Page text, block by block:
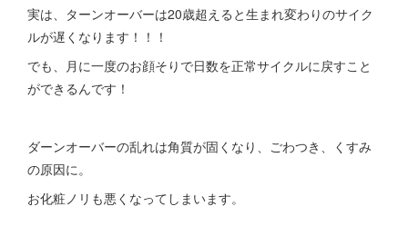
実は、ターンオーバーは20歳超えると生まれ変わりのサイク
ルが遅くなります！！！
でも、月に一度のお顔そりで日数を正常サイクルに戻すこと
ができるんです！
ダーンオーバーの乱れは角質が固くなり、ごわつき、くすみ
の原因に。
お化粧ノリも悪くなってしまいます。